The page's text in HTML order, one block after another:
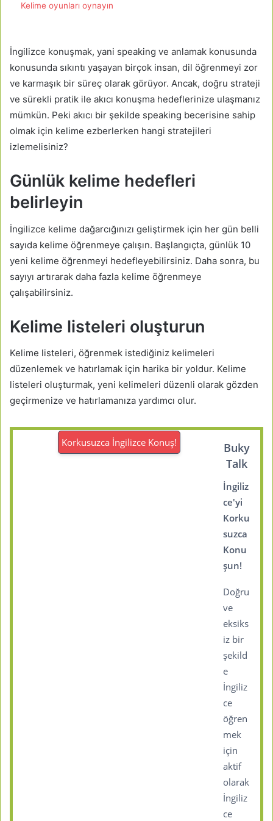
Kelime oyunları oynayın
İngilizce konuşmak, yani speaking ve anlamak konusunda
konusunda sıkıntı yaşayan birçok insan, dil öğrenmeyi zor
ve karmaşık bir süreç olarak görüyor. Ancak, doğru strateji
ve sürekli pratik ile akıcı konuşma hedeflerinize ulaşmanız
mümkün. Peki akıcı bir şekilde speaking becerisine sahip
olmak için kelime ezberlerken hangi stratejileri
izlemelisiniz?
Günlük kelime hedefleri
belirleyin
İngilizce kelime dağarcığınızı geliştirmek için her gün belli
sayıda kelime öğrenmeye çalışın. Başlangıçta, günlük 10
yeni kelime öğrenmeyi hedefleyebilirsiniz. Daha sonra, bu
sayıyı artırarak daha fazla kelime öğrenmeye
çalışabilirsiniz.
Kelime listeleri oluşturun
Kelime listeleri, öğrenmek istediğiniz kelimeleri
düzenlemek ve hatırlamak için harika bir yoldur. Kelime
listeleri oluşturmak, yeni kelimeleri düzenli olarak gözden
geçirmenize ve hatırlamanıza yardımcı olur.
Korkusuzca İngilizce Konuş!
Buky
Talk
İngiliz
ce'yi
Korku
suzca
Konu
şun!
Doğru
ve
eksiks
iz bir
şekild
e
İngiliz
ce
öğren
mek
için
aktif
olarak
İngiliz
ce